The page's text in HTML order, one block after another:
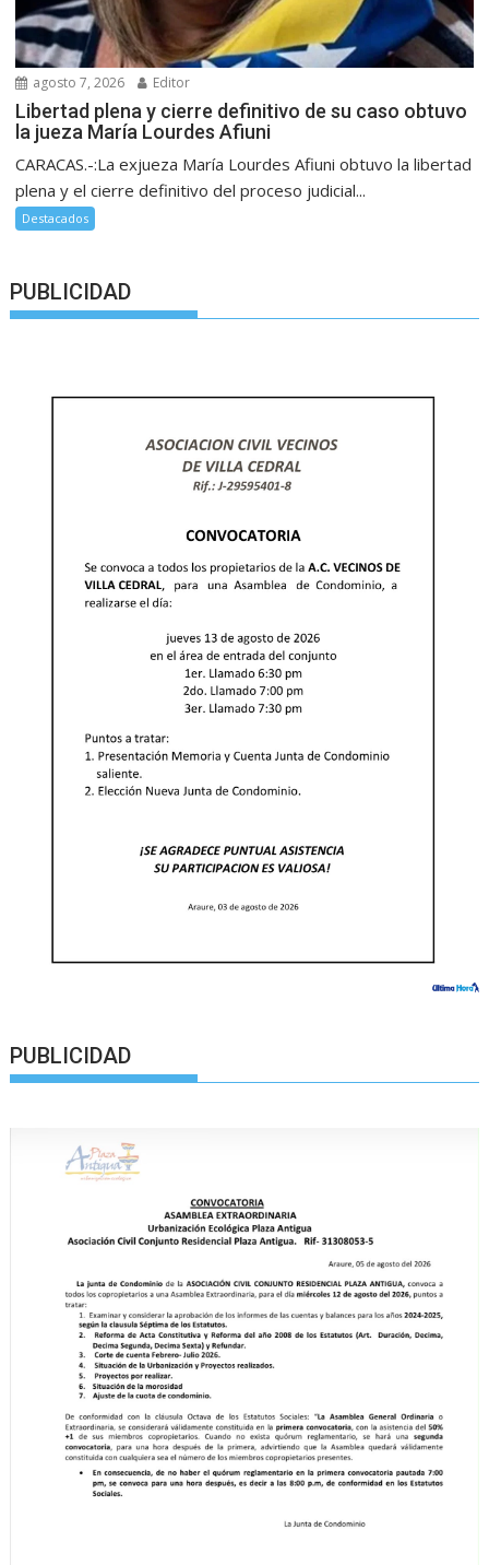
agosto 7, 2026 Editor
Libertad plena y cierre definitivo de su caso obtuvo
la jueza María Lourdes Afiuni
CARACAS.-:La exjueza María Lourdes Afiuni obtuvo la libertad
plena y el cierre definitivo del proceso judicial...
Destacados
PUBLICIDAD
PUBLICIDAD